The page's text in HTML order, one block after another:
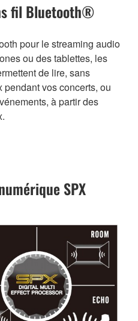
fil Bluetooth®
pour le streaming audio
ou des tablettes, les
de lire, sans
vos concerts, ou
à partir des
SPX